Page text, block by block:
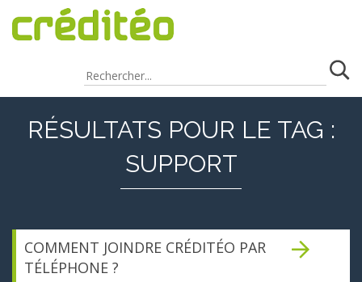
RÉSULTATS POUR LE TAG :
SUPPORT
COMMENT JOINDRE CRÉDITÉO PAR
TÉLÉPHONE ?